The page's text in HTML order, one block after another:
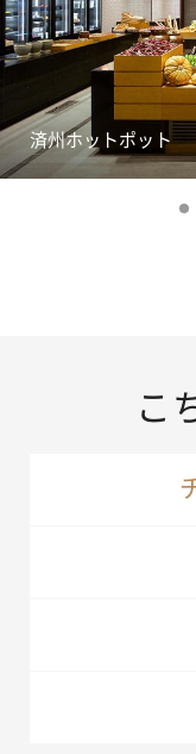
済州ホットポット
こ